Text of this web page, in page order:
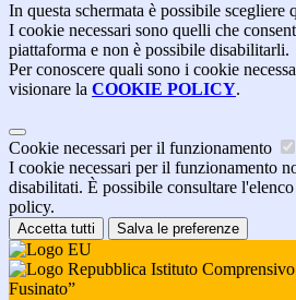
In questa schermata è possibile scegliere
I cookie necessari sono quelli che
piattaforma e non è possibile disabilitarli.
Per conoscere quali sono i cookie
visionare la COOKIE POLICY.
Cookie necessari per il funzionamento
I cookie necessari per il funzionamento
disabilitati. È possibile consultare
policy.
Accetta tutti Salva le preferenze
Istituto
Fusinato”